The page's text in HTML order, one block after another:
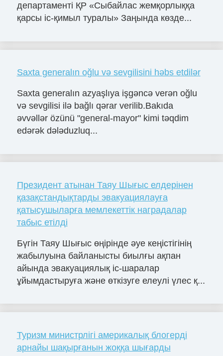
департаменті ҚР «Сыбайлас жемқорлыққа
қарсы іс-қимыл туралы» Заңында көзде...
Saxta generalın oğlu və sevgilisini həbs etdilər
Saxta generalın azyaşlıya işgəncə verən oğlu
və sevgilisi ilə bağlı qərar verilib.Bakıda
əvvəllər özünü "general-mayor" kimi təqdim
edərək dələduzluq...
Президент атынан Таяу Шығыс елдерінен
қазақстандықтарды эвакуациялауға
қатысушыларға мемлекеттік наградалар
табыс етілді
Бүгін Таяу Шығыс өңірінде әуе кеңістігінің
жабылуына байланысты биылғы ақпан
айында эвакуациялық іс-шаралар
ұйымдастыруға және өткізуге елеулі үлес қ...
Туризм министрлігі америкалық блогерді
арнайы шақырғанын жоққа шығарды